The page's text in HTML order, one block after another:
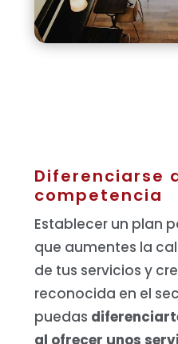
Diferenciarse
competencia
Establecer un plan
que aumentes la
de tus servicios y
reconocida en el
puedas
al ofrecer unos